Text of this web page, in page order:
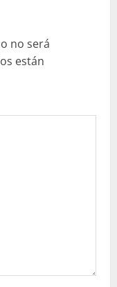
no será
están